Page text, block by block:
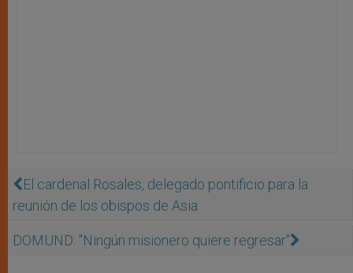
El cardenal Rosales, delegado pontificio para la
reunión de los obispos de Asia
DOMUND: ''Ningún misionero quiere regresar''